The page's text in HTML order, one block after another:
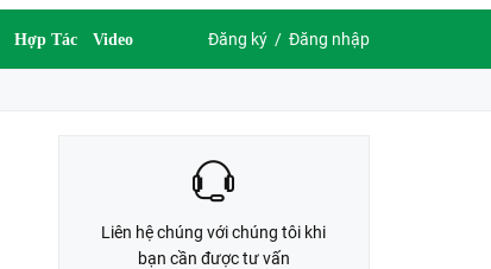
Hợp Tác Video Đăng ký / Đăng nhập
Liên hệ chúng với chúng tôi khi
bạn cần được tư vấn